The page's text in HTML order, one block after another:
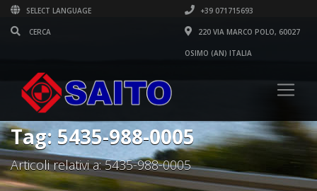
SELECT LANGUAGE +39 071715693
220 VIA MARCO POLO, 60027
OSIMO (AN) ITALIA
Tag: 5435-988-0005
Articoli relativi a: 5435-988-0005